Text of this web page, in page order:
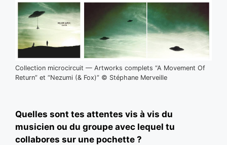
Collection microcircuit — Artworks complets “A Movement Of
Return” et “Nezumi (& Fox)” © Stéphane Merveille
Quelles sont tes attentes vis à vis du
musicien ou du groupe avec lequel tu
collabores sur une pochette ?